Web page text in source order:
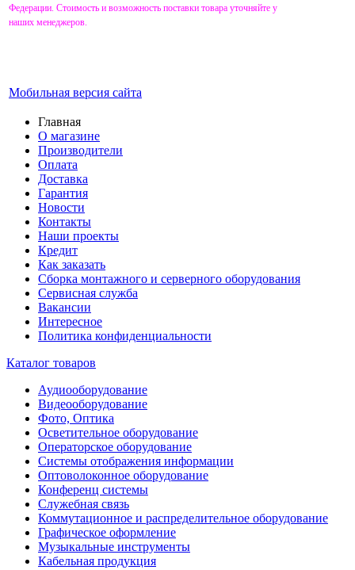
Федерации. Стоимость и возможность поставки товара уточняйте у
наших менеджеров.
Мобильная версия сайта
Главная
О магазине
Производители
Оплата
Доставка
Гарантия
Новости
Контакты
Наши проекты
Кредит
Как заказать
Сборка монтажного и серверного оборудования
Сервисная служба
Вакансии
Интересное
Политика конфиденциальности
Каталог товаров
Аудиооборудование
Видеооборудование
Фото, Оптика
Осветительное оборудование
Операторское оборудование
Системы отображения информации
Оптоволоконное оборудование
Конференц системы
Служебная связь
Коммутационное и распределительное оборудование
Графическое оформление
Музыкальные инструменты
Кабельная продукция